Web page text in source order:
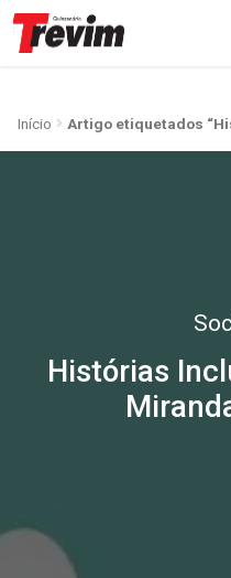
Início Artigo etiquetados
Histórias